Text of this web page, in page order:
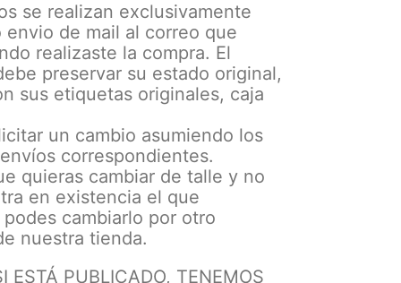
se realizan exclusivamente
envio de mail al correo que
realizaste la compra. El
preservar su estado original,
sus etiquetas originales, caja
un cambio asumiendo los
correspondientes.
quieras cambiar de talle y no
en existencia el que
cambiarlo por otro
nuestra tienda.
ESTÁ PUBLICADO, TENEMOS